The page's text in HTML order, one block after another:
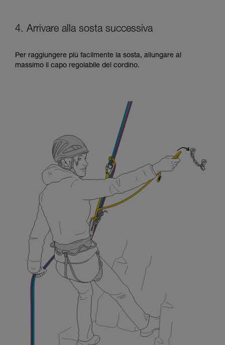
4. Arrivare alla sosta successiva
Per raggiungere più facilmente la sosta, allungare al
massimo il capo regolabile del cordino.